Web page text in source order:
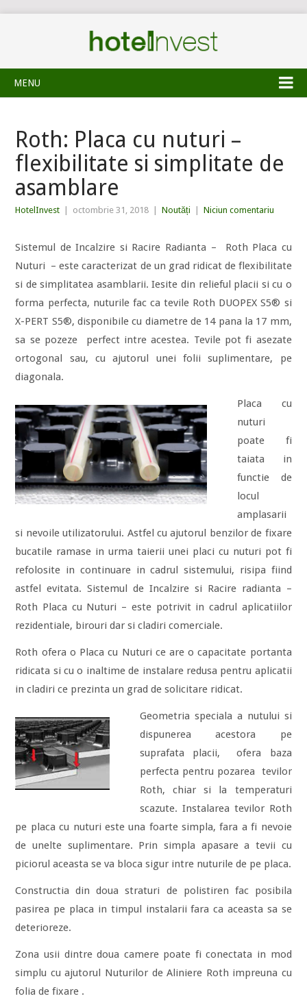
MENU
Roth: Placa cu nuturi –
flexibilitate si simplitate de
asamblare
HotelInvest octombrie 31, 2018 Noutăți Niciun comentariu
Sistemul de Incalzire si Racire Radianta – Roth Placa cu
Nuturi – este caracterizat de un grad ridicat de flexibilitate
si de simplitatea asamblarii. Iesite din relieful placii si cu o
forma perfecta, nuturile fac ca tevile Roth DUOPEX S5® si
X-PERT S5®, disponibile cu diametre de 14 pana la 17 mm,
sa se pozeze perfect intre acestea. Tevile pot fi asezate
ortogonal sau, cu ajutorul unei folii suplimentare, pe
diagonala.
Placa cu
nuturi
poate fi
taiata in
functie de
locul
amplasarii
si nevoile utilizatorului. Astfel cu ajutorul benzilor de fixare
bucatile ramase in urma taierii unei placi cu nuturi pot fi
refolosite in continuare in cadrul sistemului, risipa fiind
astfel evitata. Sistemul de Incalzire si Racire radianta –
Roth Placa cu Nuturi – este potrivit in cadrul aplicatiilor
rezidentiale, birouri dar si cladiri comerciale.
Roth ofera o Placa cu Nuturi ce are o capacitate portanta
ridicata si cu o inaltime de instalare redusa pentru aplicatii
in cladiri ce prezinta un grad de solicitare ridicat.
Geometria speciala a nutului si
dispunerea acestora pe
suprafata placii, ofera baza
perfecta pentru pozarea tevilor
Roth, chiar si la temperaturi
scazute. Instalarea tevilor Roth
pe placa cu nuturi este una foarte simpla, fara a fi nevoie
de unelte suplimentare. Prin simpla apasare a tevii cu
piciorul aceasta se va bloca sigur intre nuturile de pe placa.
Constructia din doua straturi de polistiren fac posibila
pasirea pe placa in timpul instalarii fara ca aceasta sa se
deterioreze.
Zona usii dintre doua camere poate fi conectata in mod
simplu cu ajutorul Nuturilor de Aliniere Roth impreuna cu
folia de fixare .